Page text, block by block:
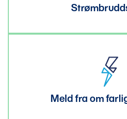
Meld fra om